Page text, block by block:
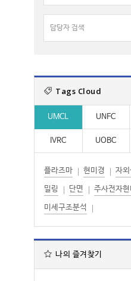
색
명
검
색
담
색
:
Tags Cloud
UMCL UNFC
IVRC UOBC
플라즈마 현미경 자외
밀링 단면 주사전자현
미세구조분석
나의 즐겨찾기